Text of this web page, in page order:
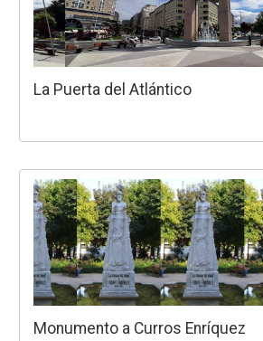
La Puerta del Atlántico
Monumento a Curros Enríquez